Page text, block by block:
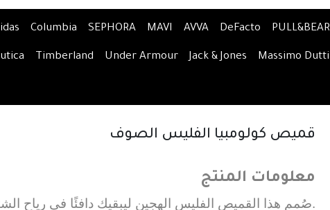
PULL&BEAR
DeFacto
AVVA
MAVI
SEPHORA
Columbia
Massimo Dutti
Jack & Jones
Under Armour
Timberland
قميص كولومبيا الفليس الصوف
معلومات المنتج
.صُمم هذا القميص الفليس الهجين ليبقيك دافئًا في رياح